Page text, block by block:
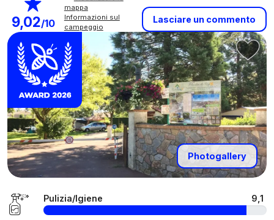
9,02/10
mappa
Informazioni sul
campeggio
Lasciare un commento
Photogallery
Pulizia/Igiene 9,1